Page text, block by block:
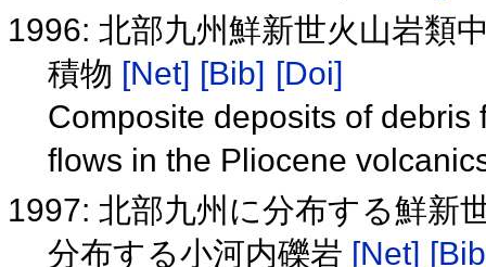
1996: 北部九州鮮新世火山岩類
積物 [Net] [Bib] [Doi]
Composite deposits of
flows in the Pliocene
1997: 北部九州に分布する鮮新
分布する小河内礫岩 [Net]